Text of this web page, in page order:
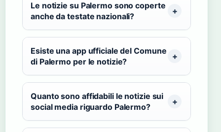
Le notizie su Palermo sono coperte
anche da testate nazionali?
Esiste una app ufficiale del Comune
di Palermo per le notizie?
Quanto sono affidabili le notizie sui
social media riguardo Palermo?